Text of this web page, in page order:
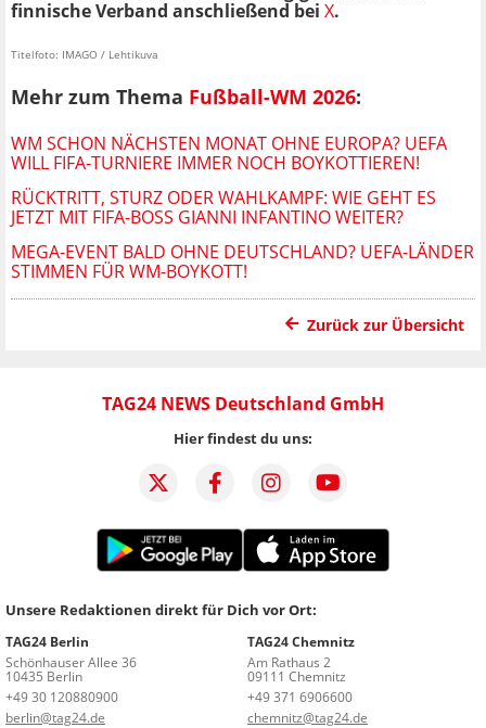
finnische Verband anschließend bei X.
Titelfoto: IMAGO / Lehtikuva
Mehr zum Thema Fußball-WM 2026:
WM SCHON NÄCHSTEN MONAT OHNE EUROPA? UEFA
WILL FIFA-TURNIERE IMMER NOCH BOYKOTTIEREN!
RÜCKTRITT, STURZ ODER WAHLKAMPF: WIE GEHT ES
JETZT MIT FIFA-BOSS GIANNI INFANTINO WEITER?
MEGA-EVENT BALD OHNE DEUTSCHLAND? UEFA-LÄNDER
STIMMEN FÜR WM-BOYKOTT!
Zurück zur Übersicht
TAG24 NEWS Deutschland GmbH
Hier findest du uns:
Unsere Redaktionen direkt für Dich vor Ort:
TAG24 Berlin
Schönhauser Allee 36
10435 Berlin
+49 30 120880900
berlin@tag24.de
TAG24 Chemnitz
Am Rathaus 2
09111 Chemnitz
+49 371 6906600
chemnitz@tag24.de